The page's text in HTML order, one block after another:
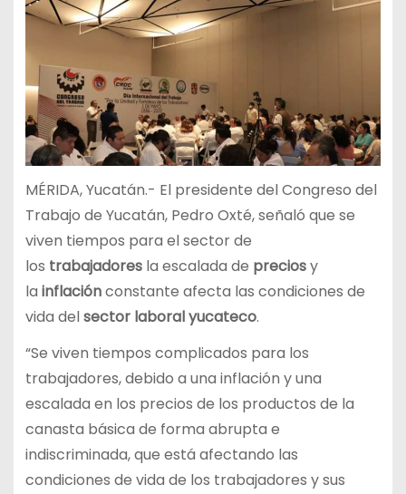
MÉRIDA, Yucatán.- El presidente del Congreso del
Trabajo de Yucatán, Pedro Oxté, señaló que se
viven tiempos para el sector de
los trabajadoresla escalada de preciosy
la inflaciónconstante afecta las condiciones de
vida delsector laboral yucateco.
“Se viven tiempos complicados para los
trabajadores, debido a una inflación y una
escalada en los precios de los productos de la
canasta básica de forma abrupta e
indiscriminada, que está afectando las
condiciones de vida de los trabajadores y sus